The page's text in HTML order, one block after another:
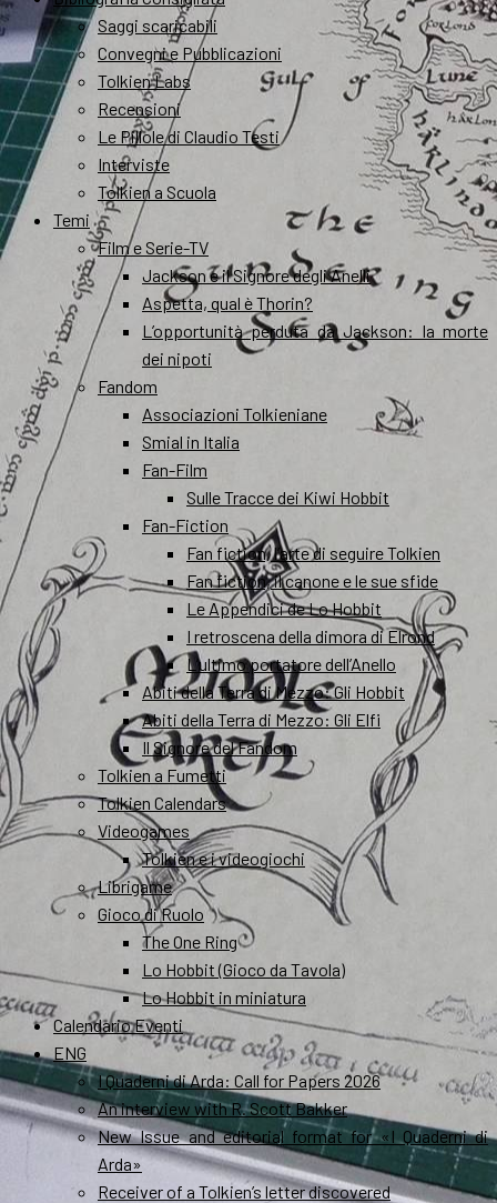
Saggi scaricabili
Convegni e Pubblicazioni
Tolkien Labs
Recensioni
Le Pillole di Claudio Testi
Interviste
Tolkien a Scuola
Temi
Film e Serie-TV
Jackson e il Signore degli Anelli
Aspetta, qual è Thorin?
L’opportunità perduta da Jackson: la morte
dei nipoti
Fandom
Associazioni Tolkieniane
Smial in Italia
Fan-Film
Sulle Tracce dei Kiwi Hobbit
Fan-Fiction
Fan fiction, l’arte di seguire Tolkien
Fan fiction, il canone e le sue sfide
Le Appendici de Lo Hobbit
I retroscena della dimora di Elrond
L’ultimo portatore dell’Anello
Abiti della Terra di Mezzo: Gli Hobbit
Abiti della Terra di Mezzo: Gli Elfi
Il Signore del Fandom
Tolkien a Fumetti
Tolkien Calendars
Videogames
Tolkien e i videogiochi
Librigame
Gioco di Ruolo
The One Ring
Lo Hobbit (Gioco da Tavola)
Lo Hobbit in miniatura
Calendario Eventi
ENG
I Quaderni di Arda: Call for Papers 2026
An interview with R. Scott Bakker
New Issue and editorial format for «I Quaderni di
Arda»
Receiver of a Tolkien’s letter discovered